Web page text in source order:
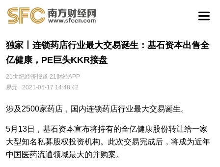
独家丨连锁药店行业最大交易诞生：基石资本出售全
亿健康，PE巨头KKR接盘
21世纪经济报道 21财经APP
易元
2021-05-17 14:48:42
涉及2500家药店，国内连锁药店行业最大交易诞生。
5月13日，基石资本宣布将持有的全亿健康股份转让给一家
大型知名私募股权投资机构。此次交易完成后，将成为近年
中国医药流通领域最大的并购案。